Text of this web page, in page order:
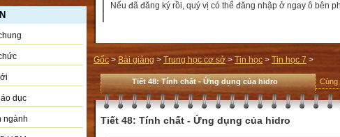
dục
ngành
Nếu đã đăng ký rồi, quý vị có thể đăng nhập ở ngay ô bên
Gốc > Bài giảng > Trung học cơ sở > Tin học > Tin học 7 >
Tiết 48: Tính chất - Ứng dụng của hidro Cùng
Tiết 48: Tính chất - Ứng dụng của hidro